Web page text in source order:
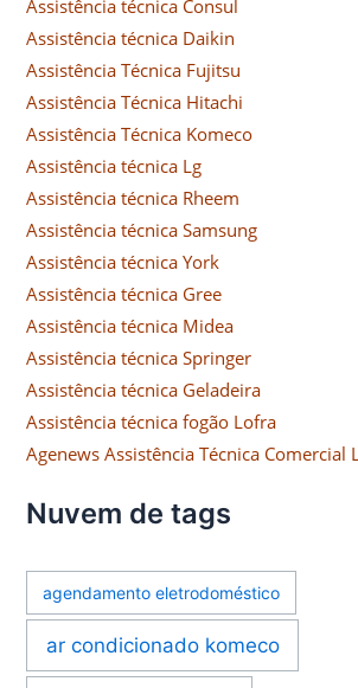
Assistência técnica Consul
Assistência técnica Daikin
Assistência Técnica Fujitsu
Assistência Técnica Hitachi
Assistência Técnica Komeco
Assistência técnica Lg
Assistência técnica Rheem
Assistência técnica Samsung
Assistência técnica York
Assistência técnica Gree
Assistência técnica Midea
Assistência técnica Springer
Assistência técnica Geladeira
Assistência técnica fogão Lofra
Agenews Assistência Técnica Comercial
Nuvem de tags
agendamento eletrodoméstico
ar condicionado komeco